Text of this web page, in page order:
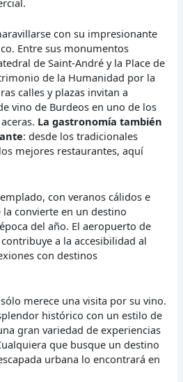
con su impresionante
Entre sus monumentos
de Saint-André y la Place de
de la Humanidad por la
calles y plazas invitan a
vino de Burdeos en uno de los
La gastronomía también
: desde los tradicionales
mejores restaurantes, aquí
con veranos cálidos e
convierte en un destino
del año. El aeropuerto de
a la accesibilidad al
con destinos
merece una visita por su vino.
histórico con un estilo de
gran variedad de experiencias
que busque un destino
urbana lo encontrará en